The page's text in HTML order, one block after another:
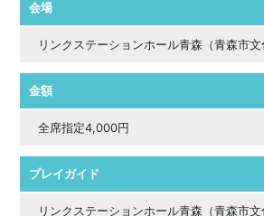
会場
リンクステーションホール青森（青森市文
金額
全席指定4,000円
プレイガイド
リンクステーションホール青森（青森市文